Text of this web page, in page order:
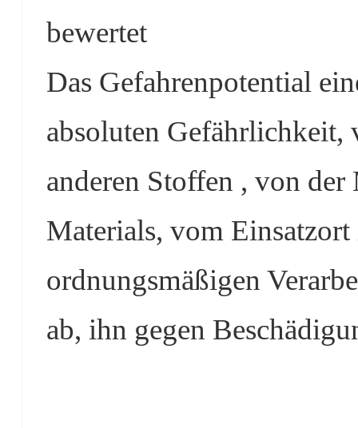
bewertet
Das Gefahrenpotential
absoluten
anderen Stoffen , von der
Materials, vom
ordnungsmäßigen
ab, ihn gegen